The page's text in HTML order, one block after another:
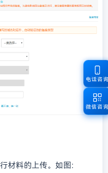
材料的上传。如图：
电话咨
微信咨